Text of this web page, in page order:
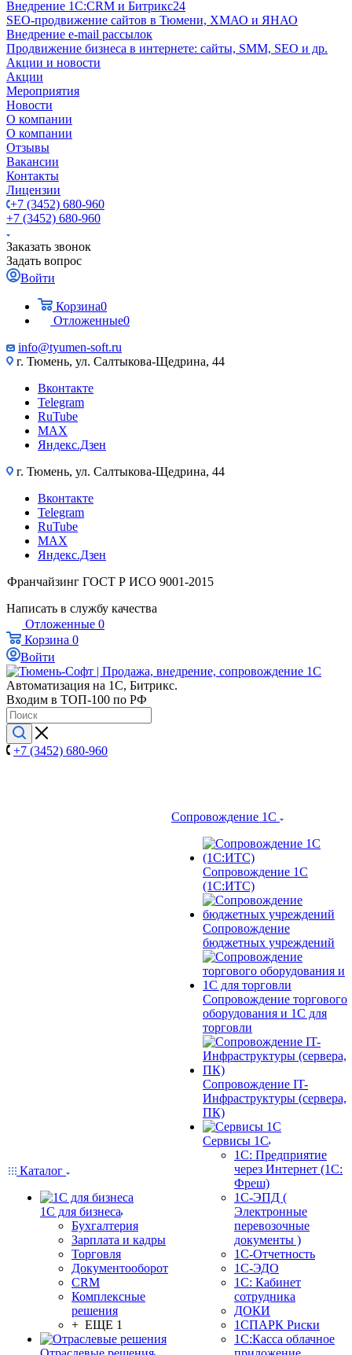
Внедрение 1C:CRM и Битрикс24
SEO-продвижение сайтов в Тюмени, ХМАО и ЯНАО
Внедрение e-mail рассылок
Продвижение бизнеса в интернете: сайты, SMM, SEO и др.
Акции и новости
Акции
Мероприятия
Новости
О компании
О компании
Отзывы
Вакансии
Контакты
Лицензии
+7 (3452) 680-960
+7 (3452) 680-960
Заказать звонок
Задать вопрос
Войти
Корзина0
Отложенные0
info@tyumen-soft.ru
г. Тюмень, ул. Салтыкова-Щедрина, 44
Вконтакте
Telegram
RuTube
MAX
Яндекс.Дзен
г. Тюмень, ул. Салтыкова-Щедрина, 44
Вконтакте
Telegram
RuTube
MAX
Яндекс.Дзен
Франчайзинг ГОСТ Р ИСО 9001-2015
Написать в службу качества
Отложенные 0
Корзина 0
Войти
Автоматизация на 1С, Битрикс.
Входим в ТОП-100 по РФ
+7 (3452) 680-960
Каталог
1С для бизнеса
Бухгалтерия
Зарплата и кадры
Торговля
Документооборот
CRM
Комплексные
решения
+ ЕЩЕ 1
Сопровождение 1С
Сопровождение 1С
(1С:ИТС)
Сопровождение
бюджетных учреждений
Сопровождение торгового
оборудования и 1С для
торговли
Сопровождение IT-
Инфраструктуры (сервера,
ПК)
Сервисы 1С
1С: Предприятие
через Интернет (1С:
Фреш)
1С-ЭПД (
Электронные
перевозочные
документы )
1С-Отчетность
1С-ЭДО
1С: Кабинет
сотрудника
ДОКИ
1СПАРК Риски
1С:Касса облачное